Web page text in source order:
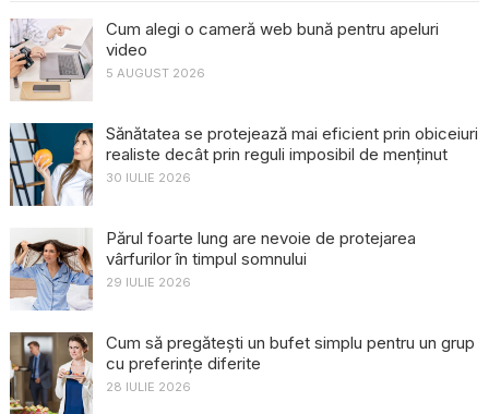
Cum alegi o cameră web bună pentru apeluri
video
5 AUGUST 2026
Sănătatea se protejează mai eficient prin obiceiuri
realiste decât prin reguli imposibil de menținut
30 IULIE 2026
Părul foarte lung are nevoie de protejarea
vârfurilor în timpul somnului
29 IULIE 2026
Cum să pregătești un bufet simplu pentru un grup
cu preferințe diferite
28 IULIE 2026